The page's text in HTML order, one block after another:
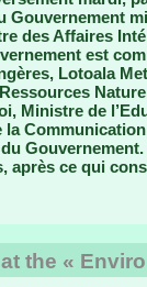
Gouvernement
des Affaires
est
Lotoala
Ministre de
la
après ce qui
the «